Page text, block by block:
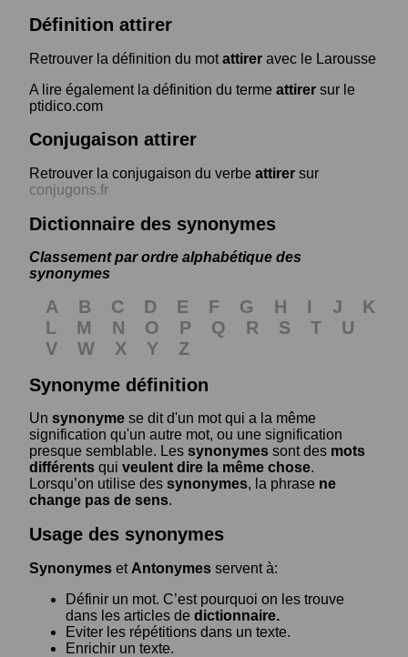
Définition attirer
Retrouver la définition du motattirer avec le Larousse
A lire également la définition du terme attirer sur le
ptidico.com
Conjugaison attirer
Retrouver la conjugaison du verbe attirer sur
conjugons.fr
Dictionnaire des synonymes
Classement par ordre alphabétique des
synonymes
A B C D E F G H I J
K
L
M N O P Q R S T
U
V
W X Y
Z
Synonyme définition
Un synonyme se dit d'un mot qui a la même
signification qu'un autre mot, ou une signification
presque semblable. Les synonymes sont des mots
différents qui veulent dire la même chose.
Lorsqu’on utilise des synonymes, la phrase ne
change pas de sens.
Usage des synonymes
Synonymes et Antonymes servent à:
Définir un mot. C’est pourquoi on les trouve
dans les articles de dictionnaire.
Eviter les répétitions dans un texte.
Enrichir un texte.